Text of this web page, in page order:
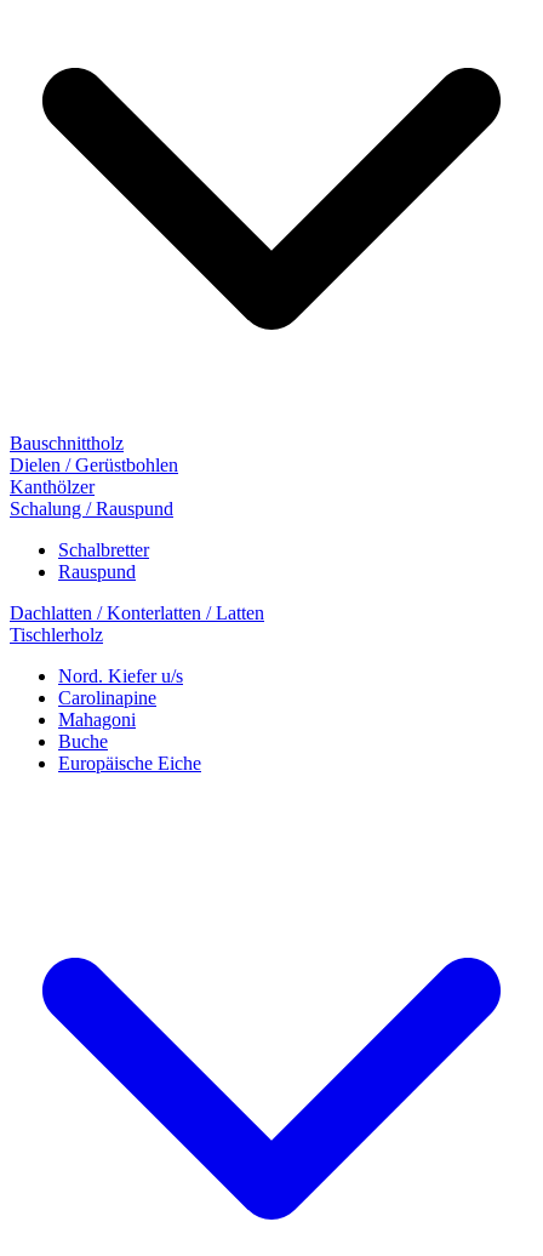
Bauschnittholz
Dielen / Gerüstbohlen
Kanthölzer
Schalung / Rauspund
Schalbretter
Rauspund
Dachlatten / Konterlatten / Latten
Tischlerholz
Nord. Kiefer u/s
Carolinapine
Mahagoni
Buche
Europäische Eiche